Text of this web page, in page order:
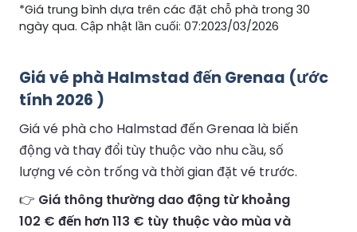
*Giá trung bình dựa trên các đặt chỗ phà trong 30
ngày qua. Cập nhật lần cuối: 07:2023/03/2026
Giá vé phà Halmstad đến Grenaa (ước
tính 2026 )
Giá vé phà cho Halmstad đến Grenaa là biến
động và thay đổi tùy thuộc vào nhu cầu, số
lượng vé còn trống và thời gian đặt vé trước.
👉 Giá thông thường dao động từ khoảng
102 € đến hơn 113 € tùy thuộc vào mùa và